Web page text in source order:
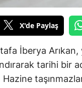
X'de Paylaş
İberya Arıkan,
tarihi bir